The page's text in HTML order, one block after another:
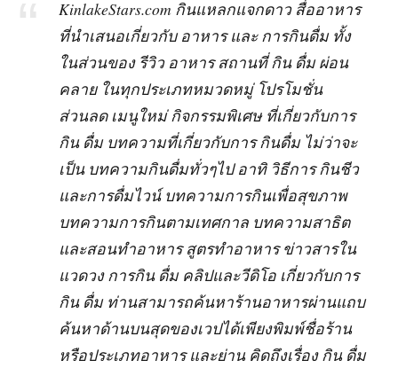
KinlakeStars.com กินแหลกแจกดาว สื่ออาหาร
ที่นำเสนอเกี่ยวกับ อาหาร และ การกินดื่ม ทั้ง
ในส่วนของ รีวิว อาหาร สถานที่ กิน ดื่ม ผ่อน
คลาย ในทุกประเภทหมวดหมู่ โปรโมชั่น
ส่วนลด เมนูใหม่ กิจกรรมพิเศษ ที่เกี่ยวกับการ
กิน ดื่ม บทความที่เกี่ยวกับการ กินดื่ม ไม่ว่าจะ
เป็น บทความกินดื่มทั่วๆไป อาทิ วิธีการ กินชีว
และการดื่มไวน์ บทความการกินเพื่อสุขภาพ
บทความการกินตามเทศกาล บทความสาธิต
และสอนทำอาหาร สูตรทำอาหาร ข่าวสารใน
แวดวง การกิน ดื่ม คลิปและวีดิโอ เกี่ยวกับการ
กิน ดื่ม ท่านสามารถค้นหาร้านอาหารผ่านแถบ
ค้นหาด้านบนสุดของเวปได้เพียงพิมพ์ชื่อร้าน
หรือประเภทอาหาร และย่าน คิดถึงเรื่อง กิน ดื่ม